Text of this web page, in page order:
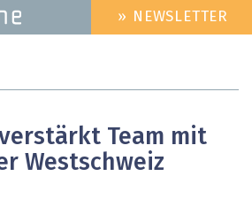
HEADER
MENU
» NEWSLETTER
Team mit
Westschweiz